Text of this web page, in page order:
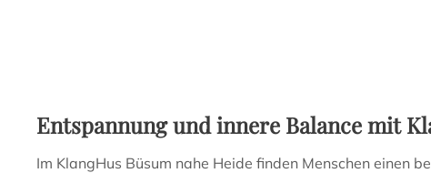
Entspannung und innere Balance mit
Im KlangHus Büsum nahe Heide finden Menschen einen